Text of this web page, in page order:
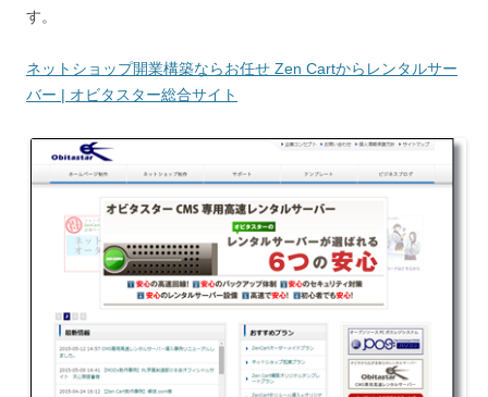
す。
ネットショップ開業構築ならお任せ Zen Cartからレンタルサー
バー | オビタスター総合サイト